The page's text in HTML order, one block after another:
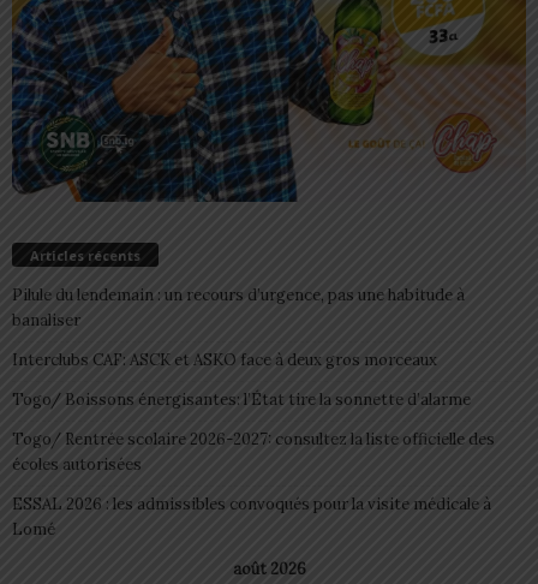
Articles récents
Pilule du lendemain : un recours d’urgence, pas une habitude à
banaliser
Interclubs CAF: ASCK et ASKO face à deux gros morceaux
Togo/ Boissons énergisantes: l’État tire la sonnette d’alarme
Togo/ Rentrée scolaire 2026-2027: consultez la liste officielle des
écoles autorisées
ESSAL 2026 : les admissibles convoqués pour la visite médicale à
Lomé
août 2026